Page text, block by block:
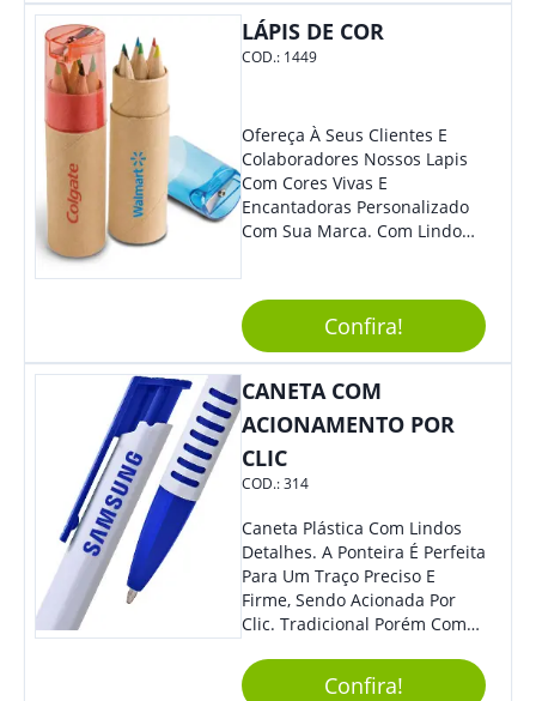
Colaboradores E Parceiros De
Sua Empresa.
LÁPIS DE COR
COD.: 1449
Ofereça À Seus Clientes E
Colaboradores Nossos Lapis
Com Cores Vivas E
Encantadoras Personalizado
Com Sua Marca. Com Lindo
Perfeito, Não É?!
Confira!
CANETA COM
ACIONAMENTO POR
CLIC
COD.:314
Caneta Plástica Com Lindos
Detalhes. A Ponteira É Perfeita
Para Um Traço Preciso E
Firme, Sendo Acionada Por
Clic. Tradicional Porém Com
Toda Diferença.
Confira!